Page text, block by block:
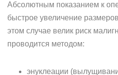
Абсолютным показанием к
быстрое увеличение
этом случае велик риск
проводится методом:
энуклеации